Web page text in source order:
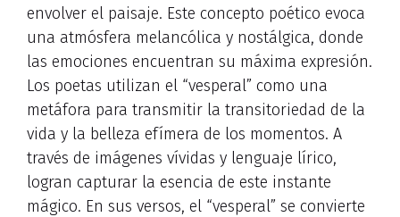
envolver el paisaje. Este concepto poético evoca
una atmósfera melancólica y nostálgica, donde
las emociones encuentran su máxima expresión.
Los poetas utilizan el “vesperal” como una
metáfora para transmitir la transitoriedad de la
vida y la belleza efímera de los momentos. A
través de imágenes vívidas y lenguaje lírico,
logran capturar la esencia de este instante
mágico. En sus versos, el “vesperal” se convierte